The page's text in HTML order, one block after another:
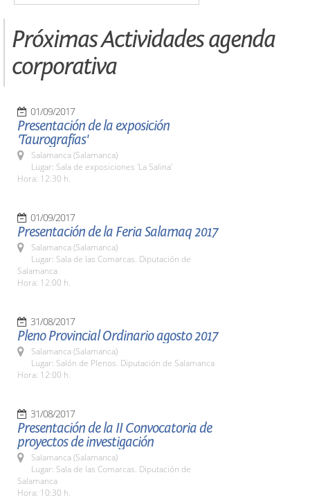
Próximas Actividades agenda
corporativa
01/09/2017
Presentación de la exposición
'Taurografías'
Salamanca (Salamanca)
Lugar: Sala de exposiciones 'La Salina'
Hora: 12:30 h.
01/09/2017
Presentación de la Feria Salamaq 2017
Salamanca (Salamanca)
Lugar: Sala de las Comarcas. Diputación de
Salamanca
Hora: 12:00 h.
31/08/2017
Pleno Provincial Ordinario agosto 2017
Salamanca (Salamanca)
Lugar: Salón de Plenos. Diputación de Salamanca
Hora: 12:00 h.
31/08/2017
Presentación de la II Convocatoria de
proyectos de investigación
Salamanca (Salamanca)
Lugar: Sala de las Comarcas. Diputación de
Salamanca
Hora: 10:30 h.